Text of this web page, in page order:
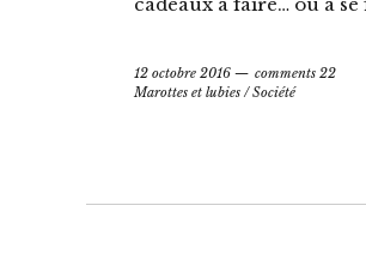
12 octobre 2016
comments 22
Marottes et lubies /Société